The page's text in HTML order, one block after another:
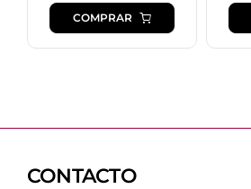
COMPRAR
CONTACTO